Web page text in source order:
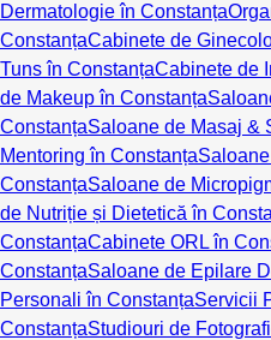
Dermatologie în Constanța
ConstanțaCabinete de
Tuns în ConstanțaCabinete de
de Makeup în Constanța
ConstanțaSaloane de Masaj &
Mentoring în Constanța
ConstanțaSaloane de
de Nutriție și Dietetică în
ConstanțaCabinete ORL în
ConstanțaSaloane de Epilare
Personali în ConstanțaServicii
ConstanțaStudiouri de